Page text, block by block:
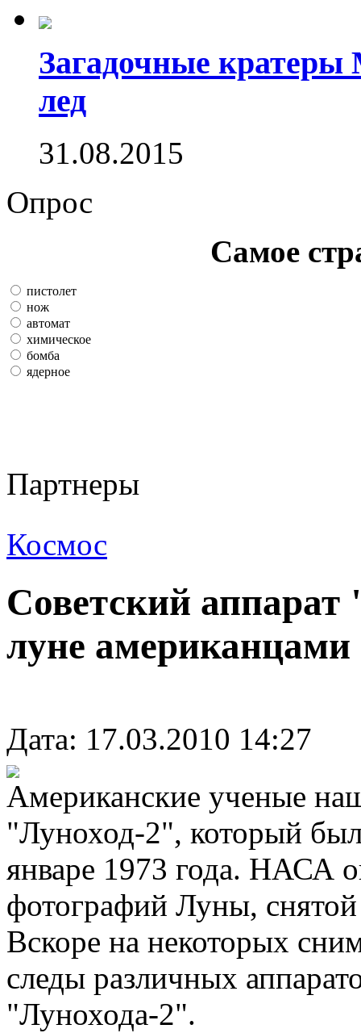
Загадочные
лед
31.08.2015
Опрос
Самое
пистолет
нож
автомат
химическое
бомба
ядерное
Партнеры
Космос
Советский
луне американцами
Дата: 17.03.2010 14:27
Американские ученые
"Луноход-2", который
январе 1973 года. НАСА
фотографий Луны,
Вскоре на некоторых
следы различных
"Лунохода-2".